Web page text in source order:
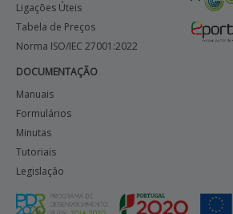
Ligações Úteis
Tabela de Preços
Norma ISO/IEC 27001:2022
DOCUMENTAÇÃO
Manuais
Formulários
Minutas
Tutoriais
Legislação